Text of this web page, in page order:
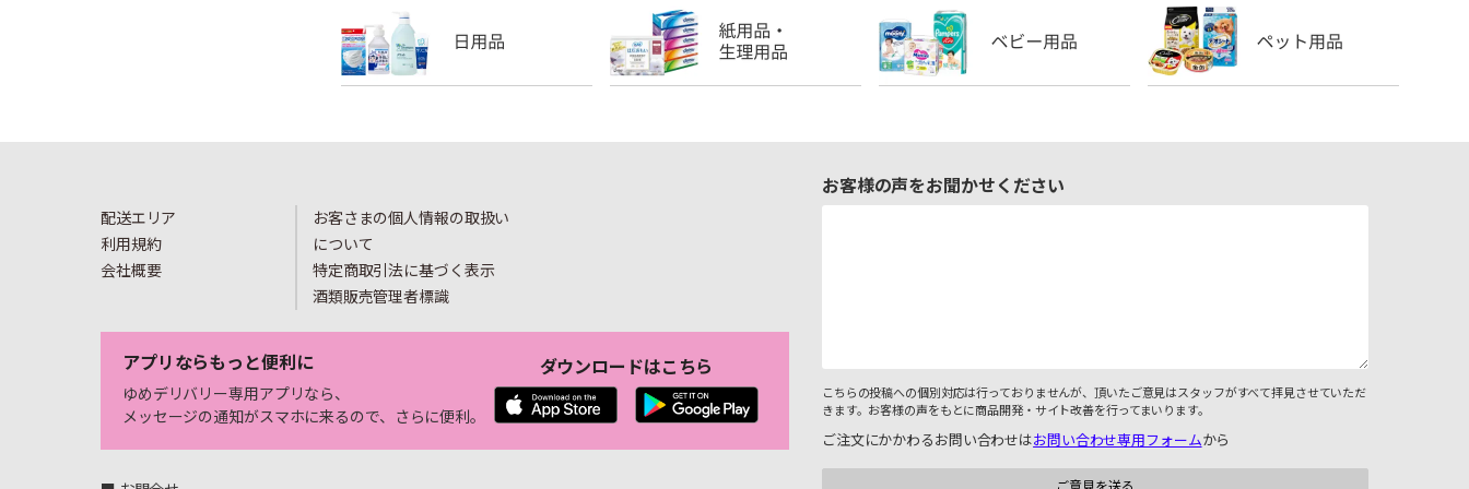
配送エリア
利用規約
会社概要
お客さまの個人情報の取扱い
について
特定商取引法に基づく表示
酒類販売管理者標識
アプリならもっと便利に
ゆめデリバリー専用アプリなら、
メッセージの通知がスマホに来るので、さらに便利。
ダウンロードはこちら
お客様の声をお聞かせください
こちらの投稿への個別対応は行っておりませんが、頂いたご意見はスタッフがすべて拝見させていただ
きます。お客様の声をもとに商品開発・サイト改善を行ってまいります。
ご注文にかかわるお問い合わせはお問い合わせ専用フォームから